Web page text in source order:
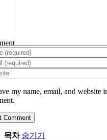
my name, email, and website
목차 숨기기